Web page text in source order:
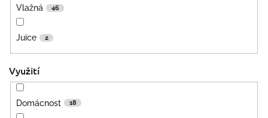
Vlažná 46
Juice 2
Využití
Domácnost 18